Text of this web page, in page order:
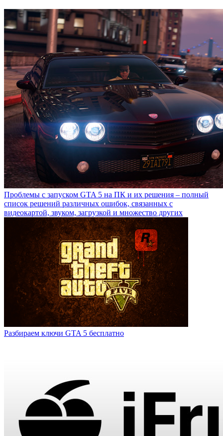
Проблемы с запуском GTA 5 на ПК и их решения – полный
список решений различных ошибок, связанных с
видеокартой, звуком, загрузкой и множество других
Разбираем ключи GTA 5 бесплатно